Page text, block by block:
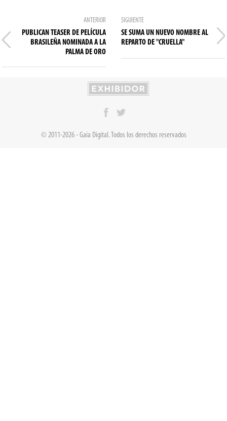
ANTERIOR
PUBLICAN TEASER DE PELÍCULA
BRASILEÑA NOMINADA A LA
PALMA DE ORO
SIGUIENTE
SE SUMA UN NUEVO NOMBRE AL
REPARTO DE "CRUELLA"
© 2011-2026 - Gaia Digital. Todos los derechos reservados